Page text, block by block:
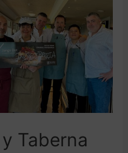
Taberna